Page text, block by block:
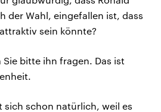
der Wahl, eingefallen ist, dass
sein könnte?
Sie bitte ihn fragen. Das ist
sich schon natürlich, weil es